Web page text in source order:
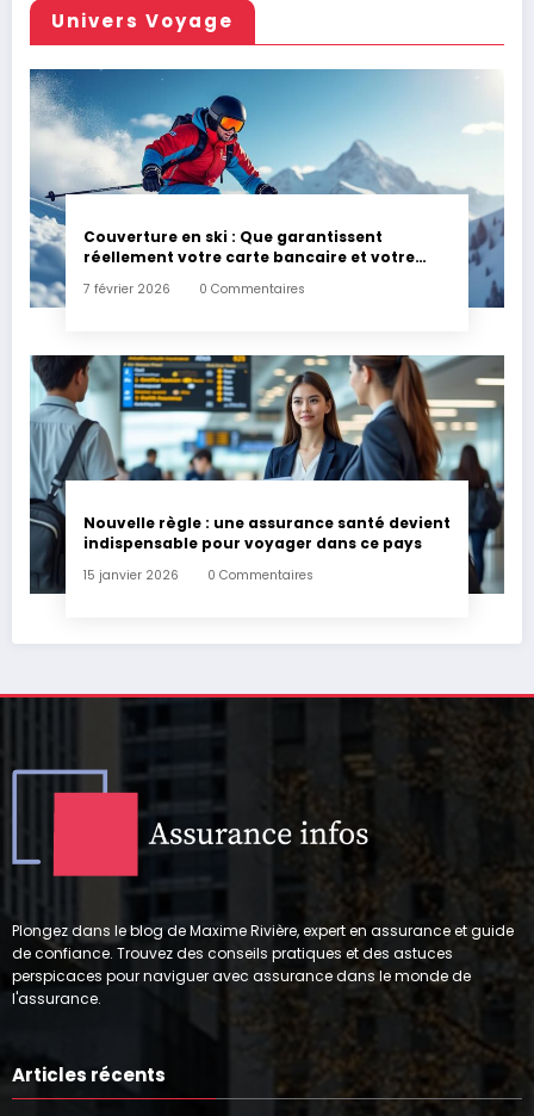
Univers Voyage
Couverture en ski : Que garantissent
réellement votre carte bancaire et votre
assurance habitation en cas d’accident ?
7 février 2026 0 Commentaires
Nouvelle règle : une assurance santé devient
indispensable pour voyager dans ce pays
15 janvier 2026 0 Commentaires
Plongez dans le blog de Maxime Rivière, expert en assurance et guide
de confiance. Trouvez des conseils pratiques et des astuces
perspicaces pour naviguer avec assurance dans le monde de
l'assurance.
Articles récents